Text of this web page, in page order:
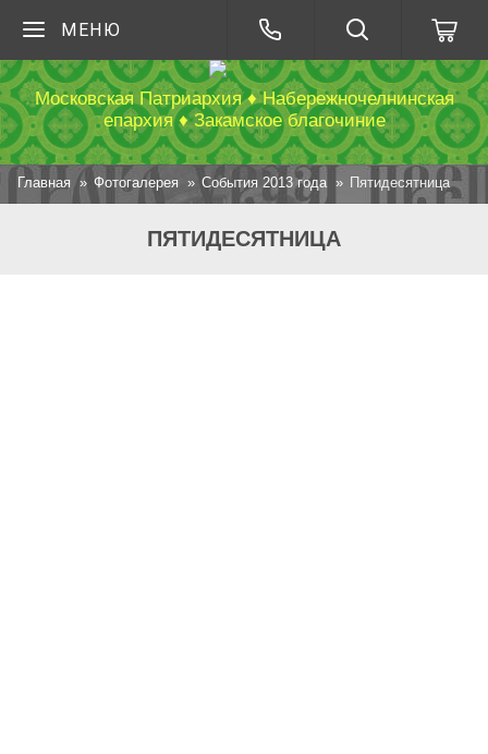
МЕНЮ
Московская Патриархия ♦ Набережночелнинская
епархия ♦ Закамское благочиние
Главная Фотогалерея События 2013 года Пятидесятница
ПЯТИДЕСЯТНИЦА